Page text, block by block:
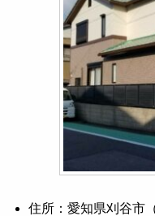
住所：愛知県刈谷市